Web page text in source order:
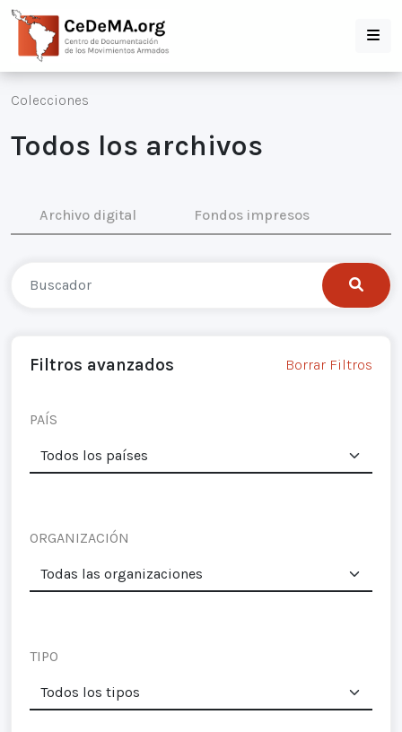
Colecciones
Todos los archivos
Archivo digital Fondos impresos
Filtros avanzados Borrar Filtros
PAÍS
ORGANIZACIÓN
TIPO